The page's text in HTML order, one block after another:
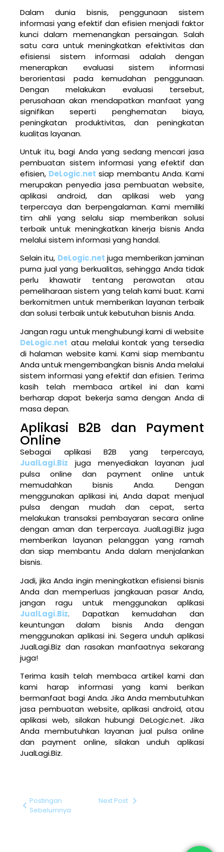
Dalam dunia bisnis, penggunaan sistem
informasi yang efektif dan efisien menjadi faktor
kunci dalam memenangkan persaingan. Salah
satu cara untuk meningkatkan efektivitas dan
efisiensi sistem informasi adalah dengan
menerapkan evaluasi sistem informasi
berorientasi pada kemudahan penggunaan.
Dengan melakukan evaluasi tersebut,
perusahaan akan mendapatkan manfaat yang
signifikan seperti penghematan biaya,
peningkatan produktivitas, dan peningkatan
kualitas layanan.
Untuk itu, bagi Anda yang sedang mencari jasa
pembuatan sistem informasi yang efektif dan
efisien, DeLogic.net siap membantu Anda. Kami
merupakan penyedia jasa pembuatan website,
aplikasi android, dan aplikasi web yang
terpercaya dan berpengalaman. Kami memiliki
tim ahli yang selalu siap memberikan solusi
terbaik untuk meningkatkan kinerja bisnis Anda
melalui sistem informasi yang handal.
Selain itu, DeLogic.net juga memberikan jaminan
purna jual yang berkualitas, sehingga Anda tidak
perlu khawatir tentang perawatan atau
pemeliharaan sistem yang telah kami buat. Kami
berkomitmen untuk memberikan layanan terbaik
dan solusi terbaik untuk kebutuhan bisnis Anda.
Jangan ragu untuk menghubungi kami di website
DeLogic.net atau melalui kontak yang tersedia
di halaman website kami. Kami siap membantu
Anda untuk mengembangkan bisnis Anda melalui
sistem informasi yang efektif dan efisien. Terima
kasih telah membaca artikel ini dan kami
berharap dapat bekerja sama dengan Anda di
masa depan.
Aplikasi B2B dan Payment
Online
Sebagai aplikasi B2B yang terpercaya,
JualLagi.Biz juga menyediakan layanan jual
pulsa online dan payment online untuk
memudahkan bisnis Anda. Dengan
menggunakan aplikasi ini, Anda dapat menjual
pulsa dengan mudah dan cepat, serta
melakukan transaksi pembayaran secara online
dengan aman dan terpercaya. JualLagi.Biz juga
memberikan layanan pelanggan yang ramah
dan siap membantu Anda dalam menjalankan
bisnis.
Jadi, jika Anda ingin meningkatkan efisiensi bisnis
Anda dan memperluas jangkauan pasar Anda,
jangan ragu untuk menggunakan aplikasi
JualLagi.Biz. Dapatkan kemudahan dan
keuntungan dalam bisnis Anda dengan
menggunakan aplikasi ini. Segera unduh aplikasi
JualLagi.Biz dan rasakan manfaatnya sekarang
juga!
Terima kasih telah membaca artikel kami dan
kami harap informasi yang kami berikan
bermanfaat bagi Anda. Jika Anda membutuhkan
jasa pembuatan website, aplikasi android, atau
aplikasi web, silakan hubungi DeLogic.net. Jika
Anda membutuhkan layanan jual pulsa online
dan payment online, silakan unduh aplikasi
JualLagi.Biz.
Postingan
Sebelumnya
Next Post